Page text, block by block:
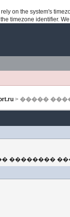
on the system's
timezone identifier.
> �����
��������